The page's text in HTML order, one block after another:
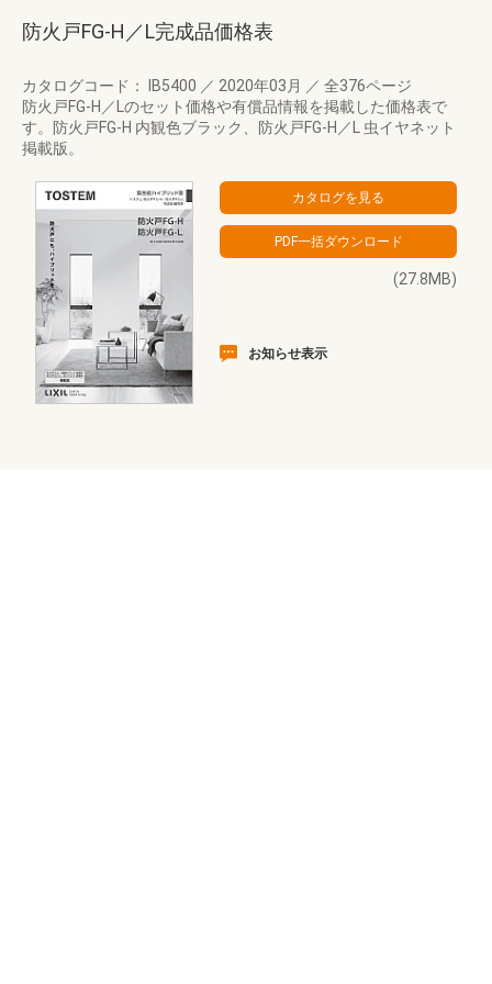
防火戸FG-H／L完成品価格表
カタログコード： IB5400 ／ 2020年03月 ／ 全376ページ
防火戸FG-H／Lのセット価格や有償品情報を掲載した価格表で
す。防火戸FG-H 内観色ブラック、防火戸FG-H／L 虫イヤネット
掲載版。
(27.8MB)
お知らせ表示